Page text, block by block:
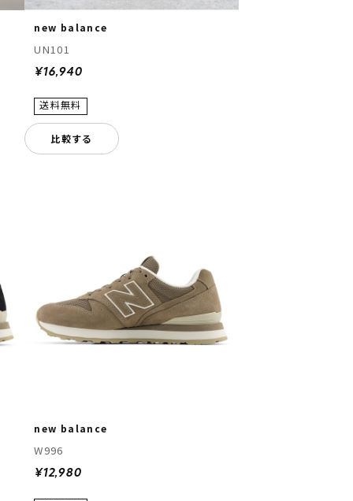
new balance
UN101
¥16,940
比較する
new balance
W996
¥12,980